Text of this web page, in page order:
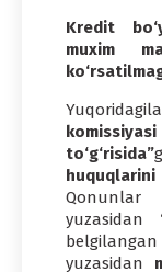
Kredit
muxim
komissiyasi
to‘g‘risida”
yuzasidan
yuzasidan